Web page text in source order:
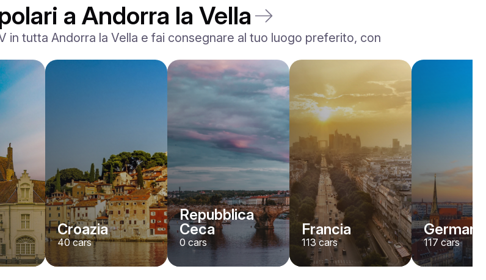
a Andorra la Vella
in tutta Andorra la Vella e fai consegnare al tuo luogo preferito, con
Croazia
40cars
Repubblica
Ceca
0 cars
Francia
113cars 117 cars